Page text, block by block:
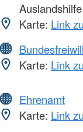
Auslandshilfe
Karte: Link
Karte: Link
Ehrenamt
Karte: Link